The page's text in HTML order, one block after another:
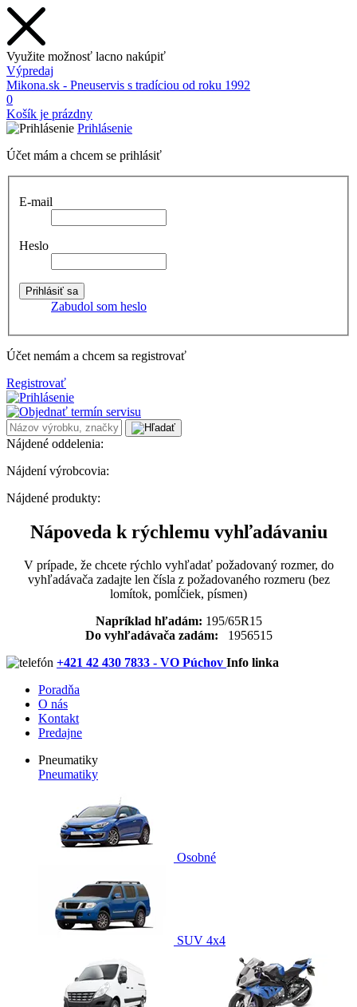
Využite možnosť lacno nakúpiť
Výpredaj
Mikona.sk - Pneuservis s tradíciou od roku 1992
0
Košík je prázdny
Prihlásenie
Účet mám a chcem se prihlásiť
E-mail
Heslo
Zabudol som heslo
Účet nemám a chcem sa registrovať
Registrovať
Nájdené oddelenia:
Nájdení výrobcovia:
Nájdené produkty:
Nápoveda k rýchlemu vyhľadávaniu
V prípade, že chcete rýchlo vyhľadať požadovaný rozmer, do
vyhľadávača zadajte len čísla z požadovaného rozmeru (bez
lomítok, pomĺčiek, písmen)
Napríklad hľadám: 195/65R15
Do vyhľadávača zadám: 1956515
+421 42 430 7833 - VO Púchov Info linka
Poradňa
O nás
Kontakt
Predajne
Pneumatiky
Pneumatiky
Osobné
SUV 4x4